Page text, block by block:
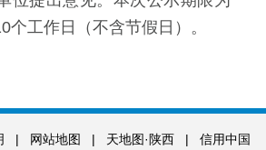
个工作日（不含节假日）。
| 网站地图 | 天地图·陕西 | 信用中国